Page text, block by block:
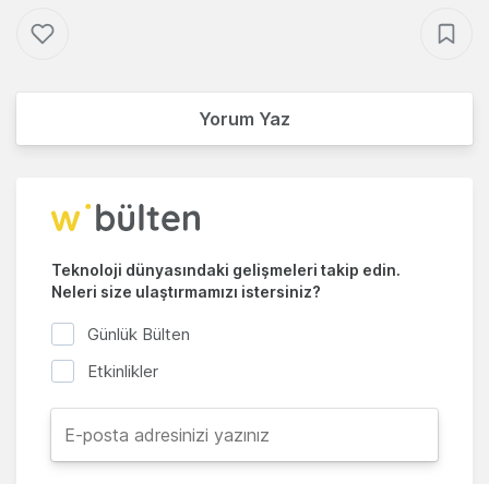
Yorum Yaz
Teknoloji dünyasındaki gelişmeleri takip edin.
Neleri size ulaştırmamızı istersiniz?
Günlük Bülten
Etkinlikler